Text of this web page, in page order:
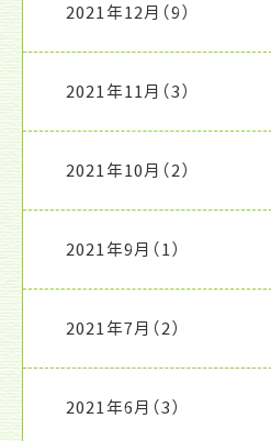
2021年12月 （9）
2021年11月 （3）
2021年10月 （2）
2021年9月 （1）
2021年7月 （2）
2021年6月 （3）